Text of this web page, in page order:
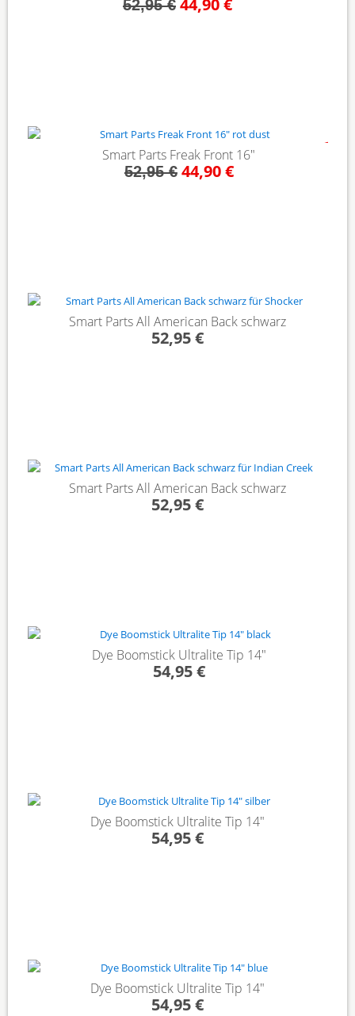
52,95 €
Smart Parts Freak Front 16"
52,95 €44,90 €
Smart Parts All American Back schwarz
52,95 €
Smart Parts All American Back schwarz
52,95 €
Dye Boomstick Ultralite Tip 14"
54,95 €
Dye Boomstick Ultralite Tip 14"
54,95 €
Dye Boomstick Ultralite Tip 14"
54,95 €